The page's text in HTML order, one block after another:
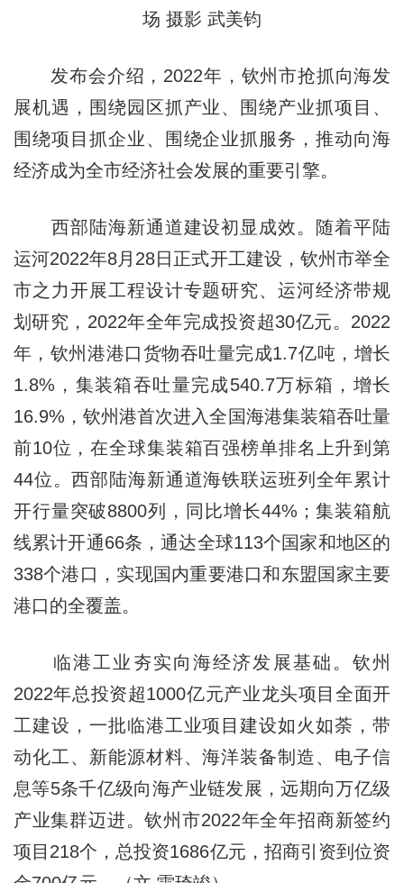
场 摄影 武美钧
发布会介绍，2022年，钦州市抢抓向海发
展机遇，围绕园区抓产业、围绕产业抓项目、
围绕项目抓企业、围绕企业抓服务，推动向海
经济成为全市经济社会发展的重要引擎。
西部陆海新通道建设初显成效。随着平陆
运河2022年8月28日正式开工建设，钦州市举全
市之力开展工程设计专题研究、运河经济带规
划研究，2022年全年完成投资超30亿元。2022
年，钦州港港口货物吞吐量完成1.7亿吨，增长
1.8%，集装箱吞吐量完成540.7万标箱，增长
16.9%，钦州港首次进入全国海港集装箱吞吐量
前10位，在全球集装箱百强榜单排名上升到第
44位。西部陆海新通道海铁联运班列全年累计
开行量突破8800列，同比增长44%；集装箱航
线累计开通66条，通达全球113个国家和地区的
338个港口，实现国内重要港口和东盟国家主要
港口的全覆盖。
临港工业夯实向海经济发展基础。钦州
2022年总投资超1000亿元产业龙头项目全面开
工建设，一批临港工业项目建设如火如荼，带
动化工、新能源材料、海洋装备制造、电子信
息等5条千亿级向海产业链发展，远期向万亿级
产业集群迈进。钦州市2022年全年招商新签约
项目218个，总投资1686亿元，招商引资到位资